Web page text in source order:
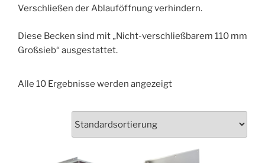
Verschließen der Ablauföffnung verhindern.
Diese Becken sind mit „Nicht-verschließbarem 110 mm
Großsieb“ ausgestattet.
Alle 10 Ergebnisse werden angezeigt